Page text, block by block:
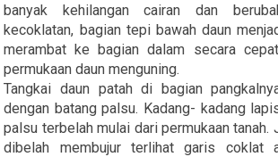
banyak kehilangan cairan dan
kecoklatan, bagian tepi bawah daun
merambat ke bagian dalam secara
permukaan daun menguning.
Tangkai daun patah di bagian
dengan batang palsu. Kadang- kadang
palsu terbelah mulai dari permukaan tanah.
dibelah membujur terlihat garis coklat